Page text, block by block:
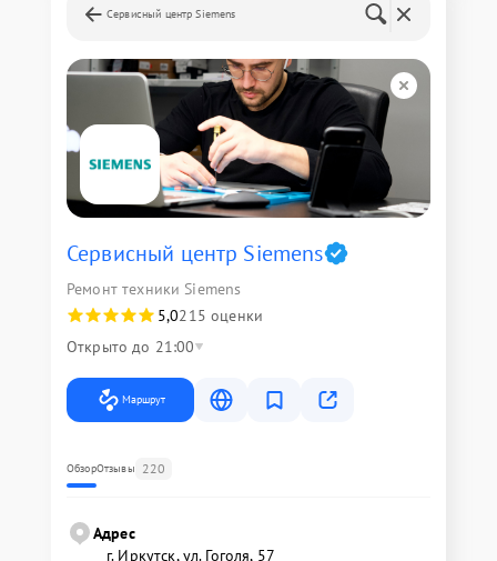
Сервисный центр Siemens
Сервисный центр Siemens
Ремонт техники Siemens
5,0215 оценки
Открыто до 21:00
Маршрут
ОбзорОтзывы 220
Адрес
г. Иркутск, ул. ​Гоголя, 57